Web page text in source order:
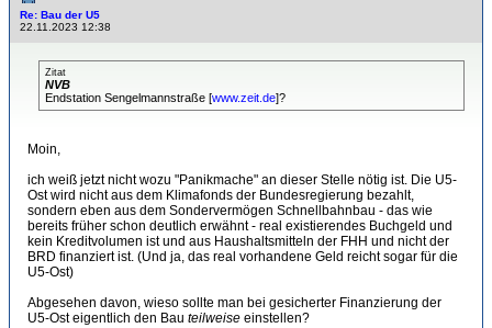
Re: Bau der U5
22.11.2023 12:38
Zitat
NVB
Endstation Sengelmannstraße [www.zeit.de]?
Moin,
ich weiß jetzt nicht wozu "Panikmache" an dieser Stelle nötig ist. Die U5-
Ost wird nicht aus dem Klimafonds der Bundesregierung bezahlt,
sondern eben aus dem Sondervermögen Schnellbahnbau - das wie
bereits früher schon deutlich erwähnt - real existierendes Buchgeld und
kein Kreditvolumen ist und aus Haushaltsmitteln der FHH und nicht der
BRD finanziert ist. (Und ja, das real vorhandene Geld reicht sogar für die
U5-Ost)
Abgesehen davon, wieso sollte man bei gesicherter Finanzierung der
U5-Ost eigentlich den Bau teilweise einstellen?